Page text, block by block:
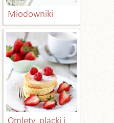
Miodowniki
Omlety, placki i